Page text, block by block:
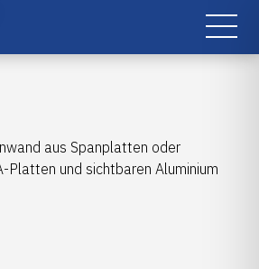
aus Spanplatten oder
Platten und sichtbaren Aluminium